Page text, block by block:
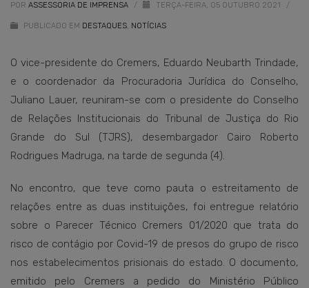
POR ASSESSORIA DE IMPRENSA / TERÇA-FEIRA, 05 OUTUBRO 2021 /
PUBLICADO EM DESTAQUES, NOTÍCIAS
O vice-presidente do Cremers, Eduardo Neubarth Trindade,
e o coordenador da Procuradoria Jurídica do Conselho,
Juliano Lauer, reuniram-se com o presidente do Conselho
de Relações Institucionais do Tribunal de Justiça do Rio
Grande do Sul (TJRS), desembargador Cairo Roberto
Rodrigues Madruga, na tarde de segunda (4).
No encontro, que teve como pauta o estreitamento de
relações entre as duas instituições, foi entregue relatório
sobre o Parecer Técnico Cremers 01/2020 que trata do
risco de contágio por Covid-19 de presos do grupo de risco
nos estabelecimentos prisionais do estado. O documento,
emitido pelo Cremers a pedido do Ministério Público